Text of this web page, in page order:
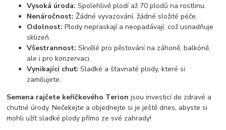
Vysoká úroda: Spolehlivě plodí až 70 plodů na rostlinu.
Nenáročnost: Žádné vyvazování, žádné složité péče.
Odolnost: Plody nepraskají a neopadávají, což usnadňuje
sklizeň.
Všestrannost: Skvělé pro pěstování na záhoně, balkóně,
ale i pro konzervaci.
Vynikající chuť: Sladké a šťavnaté plody, které si
zamilujete.
Semena rajčete keříčkového Terion jsou investicí do zdravé a
chutné úrody. Nečekejte a objednejte si je ještě dnes, abyste si
mohli užít sladké plody přímo ze své zahrady!